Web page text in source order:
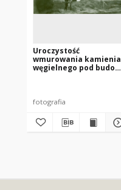
Uroczystość
wmurowania kamienia
węgielnego pod budowę
fotografia